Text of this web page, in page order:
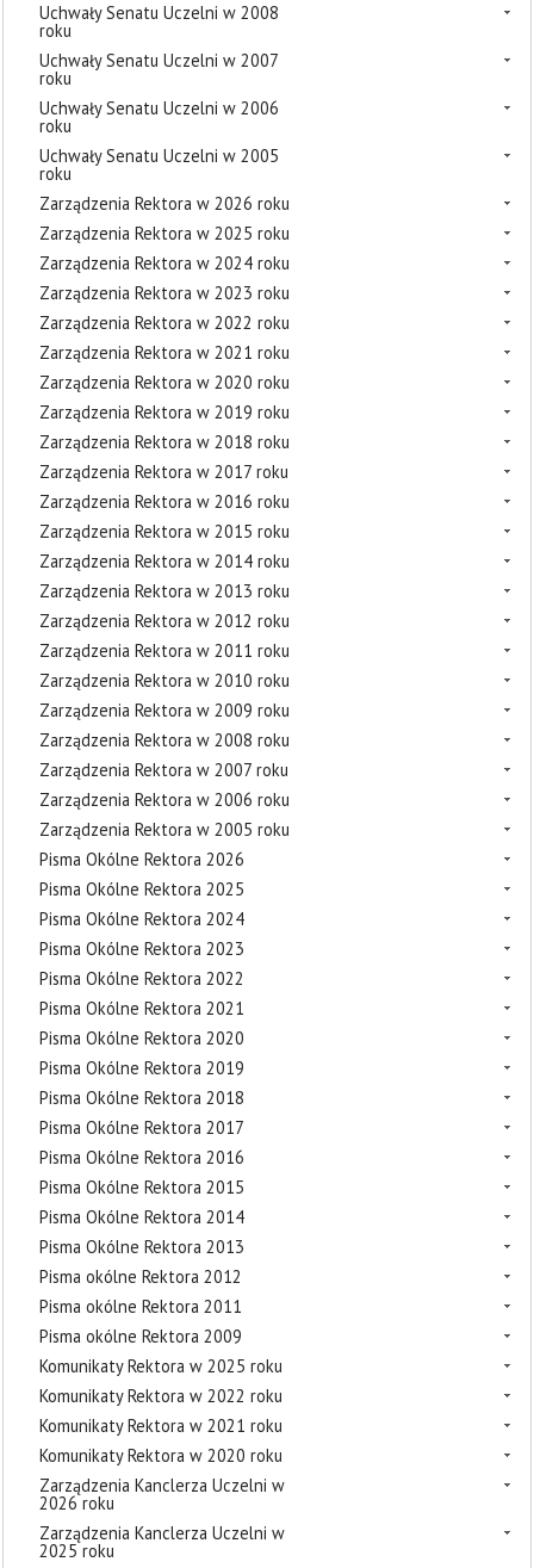
Uchwały Senatu Uczelni w 2008
roku
Uchwały Senatu Uczelni w 2007
roku
Uchwały Senatu Uczelni w 2006
roku
Uchwały Senatu Uczelni w 2005
roku
Zarządzenia Rektora w 2026 roku
Zarządzenia Rektora w 2025 roku
Zarządzenia Rektora w 2024 roku
Zarządzenia Rektora w 2023 roku
Zarządzenia Rektora w 2022 roku
Zarządzenia Rektora w 2021 roku
Zarządzenia Rektora w 2020 roku
Zarządzenia Rektora w 2019 roku
Zarządzenia Rektora w 2018 roku
Zarządzenia Rektora w 2017 roku
Zarządzenia Rektora w 2016 roku
Zarządzenia Rektora w 2015 roku
Zarządzenia Rektora w 2014 roku
Zarządzenia Rektora w 2013 roku
Zarządzenia Rektora w 2012 roku
Zarządzenia Rektora w 2011 roku
Zarządzenia Rektora w 2010 roku
Zarządzenia Rektora w 2009 roku
Zarządzenia Rektora w 2008 roku
Zarządzenia Rektora w 2007 roku
Zarządzenia Rektora w 2006 roku
Zarządzenia Rektora w 2005 roku
Pisma Okólne Rektora 2026
Pisma Okólne Rektora 2025
Pisma Okólne Rektora 2024
Pisma Okólne Rektora 2023
Pisma Okólne Rektora 2022
Pisma Okólne Rektora 2021
Pisma Okólne Rektora 2020
Pisma Okólne Rektora 2019
Pisma Okólne Rektora 2018
Pisma Okólne Rektora 2017
Pisma Okólne Rektora 2016
Pisma Okólne Rektora 2015
Pisma Okólne Rektora 2014
Pisma Okólne Rektora 2013
Pisma okólne Rektora 2012
Pisma okólne Rektora 2011
Pisma okólne Rektora 2009
Komunikaty Rektora w 2025 roku
Komunikaty Rektora w 2022 roku
Komunikaty Rektora w 2021 roku
Komunikaty Rektora w 2020 roku
Zarządzenia Kanclerza Uczelni w
2026 roku
Zarządzenia Kanclerza Uczelni w
2025 roku